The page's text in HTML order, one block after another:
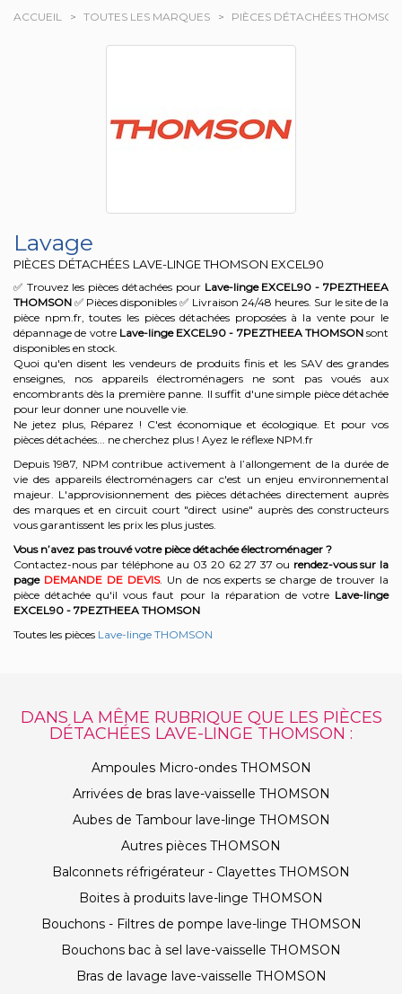
ACCUEIL TOUTES LES MARQUES PIÈCES DÉTACHÉES THOMSON
Lavage
PIÈCES DÉTACHÉES LAVE-LINGE THOMSON EXCEL90
✅ Trouvez les pièces détachées pour Lave-linge EXCEL90 - 7PEZTHEEA
THOMSON✅ Pièces disponibles ✅ Livraison 24/48 heures. Sur le site de la
pièce npm.fr, toutes les pièces détachées proposées à la vente pour le
dépannage de votre Lave-linge EXCEL90 - 7PEZTHEEA THOMSONsont
disponibles en stock.
Quoi qu'en disent les vendeurs de produits finis et les SAV des grandes
enseignes, nos appareils électroménagers ne sont pas voués aux
encombrants dès la première panne. Il suffit d'une simple pièce détachée
pour leur donner une nouvelle vie.
Ne jetez plus, Réparez ! C'est économique et écologique. Et pour vos
pièces détachées... ne cherchez plus ! Ayez le réflexe NPM.fr
Depuis 1987, NPM contribue activement à l’allongement de la durée de
vie des appareils électroménagers car c'est un enjeu environnemental
majeur. L'approvisionnement des pièces détachées directement auprès
des marques et en circuit court "direct usine" auprès des constructeurs
vous garantissent les prix les plus justes.
Vous n’avez pas trouvé votre pièce détachée électroménager ?
Contactez-nous par téléphone au 03 20 62 27 37 ou rendez-vous sur la
page DEMANDE DE DEVIS. Un de nos experts se charge de trouver la
pièce détachée qu'il vous faut pour la réparation de votre Lave-linge
EXCEL90 - 7PEZTHEEA THOMSON
Toutes les pièces Lave-linge THOMSON
DANS LA MÊME RUBRIQUE QUE LES PIÈCES
DÉTACHÉES LAVE-LINGE THOMSON :
Ampoules Micro-ondes THOMSON
Arrivées de bras lave-vaisselle THOMSON
Aubes de Tambour lave-linge THOMSON
Autres pièces THOMSON
Balconnets réfrigérateur - Clayettes THOMSON
Boites à produits lave-linge THOMSON
Bouchons - Filtres de pompe lave-linge THOMSON
Bouchons bac à sel lave-vaisselle THOMSON
Bras de lavage lave-vaisselle THOMSON